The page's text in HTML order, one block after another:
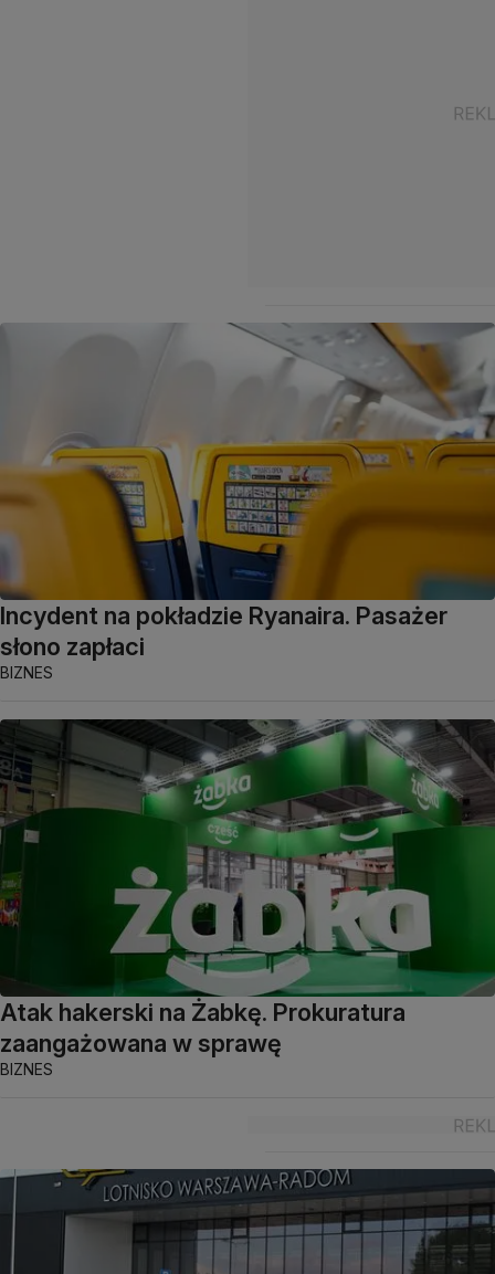
Incydent na pokładzie Ryanaira. Pasażer
słono zapłaci
BIZNES
Atak hakerski na Żabkę. Prokuratura
zaangażowana w sprawę
BIZNES